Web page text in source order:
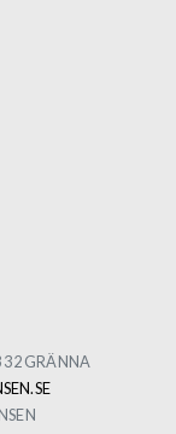
32 GRÄNNA